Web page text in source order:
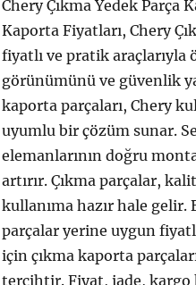
Chery Çıkma Yedek Parça
Kaporta Fiyatları, Chery
fiyatlı ve pratik araçlarıyla
görünümünü ve güvenlik
kaporta parçaları, Chery
uyumlu bir çözüm sunar.
elemanlarının doğru
artırır. Çıkma parçalar,
kullanıma hazır hale
parçalar yerine uygun
için çıkma kaporta
tercihtir. Fiyat, iade, kargo